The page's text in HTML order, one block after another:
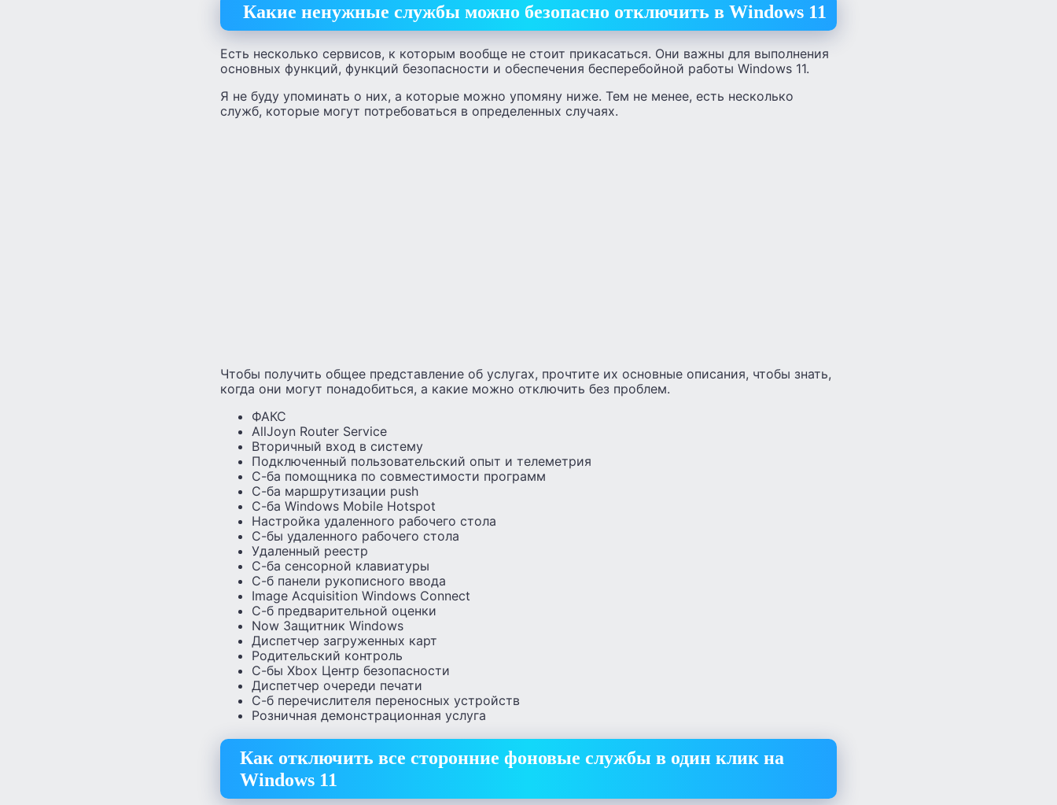
Какие ненужные службы можно безопасно отключить в Windows 11
Есть несколько сервисов, к которым вообще не стоит прикасаться. Они важны для выполнения
основных функций, функций безопасности и обеспечения бесперебойной работы Windows 11.
Я не буду упоминать о них, а которые можно упомяну ниже. Тем не менее, есть несколько
служб, которые могут потребоваться в определенных случаях.
Чтобы получить общее представление об услугах, прочтите их основные описания, чтобы знать,
когда они могут понадобиться, а какие можно отключить без проблем.
ФАКС
AllJoyn Router Service
Вторичный вход в систему
Подключенный пользовательский опыт и телеметрия
С-ба помощника по совместимости программ
С-ба маршрутизации push
С-ба Windows Mobile Hotspot
Настройка удаленного рабочего стола
С-бы удаленного рабочего стола
Удаленный реестр
С-ба сенсорной клавиатуры
С-б панели рукописного ввода
Image Acquisition Windows Connect
С-б предварительной оценки
Now Защитник Windows
Диспетчер загруженных карт
Родительский контроль
С-бы Xbox Центр безопасности
Диспетчер очереди печати
С-б перечислителя переносных устройств
Розничная демонстрационная услуга
Как отключить все сторонние фоновые службы в один клик на
Windows 11